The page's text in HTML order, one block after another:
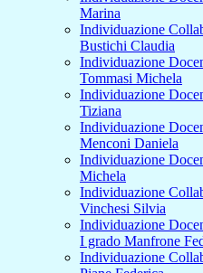
Marina
Individuazione
Bustichi Claudia
Individuazione
Tommasi Michela
Individuazione
Tiziana
Individuazione
Menconi Daniela
Individuazione
Michela
Individuazione
Vinchesi Silvia
Individuazione
I grado Manfrone
Individuazione